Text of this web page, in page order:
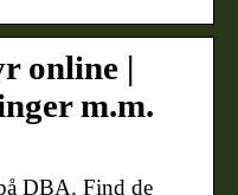
online |
m.m.
DBA. Find de